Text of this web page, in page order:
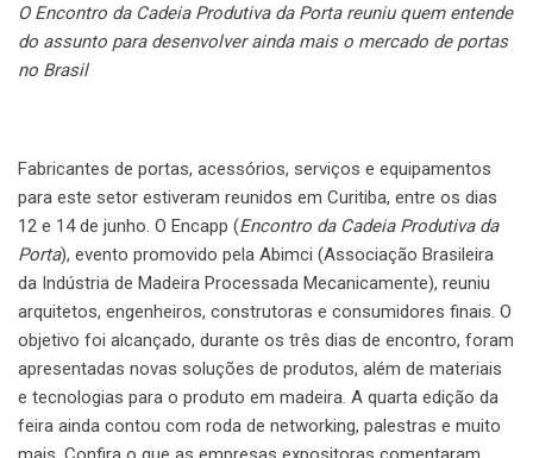
O Encontro da Cadeia Produtiva da Porta reuniu quem entende
do assunto para desenvolver ainda mais o mercado de portas
no Brasil
Fabricantes de portas, acessórios, serviços e equipamentos
para este setor estiveram reunidos em Curitiba, entre os dias
12 e 14 de junho. O Encapp (Encontro da Cadeia Produtiva da
Porta), evento promovido pela Abimci (Associação Brasileira
da Indústria de Madeira Processada Mecanicamente), reuniu
arquitetos, engenheiros, construtoras e consumidores finais. O
objetivo foi alcançado, durante os três dias de encontro, foram
apresentadas novas soluções de produtos, além de materiais
e tecnologias para o produto em madeira. A quarta edição da
feira ainda contou com roda de networking, palestras e muito